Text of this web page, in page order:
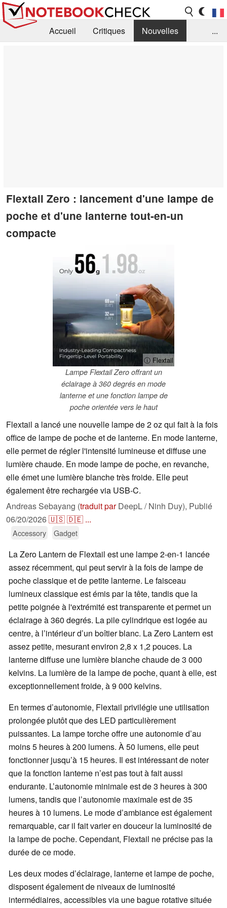
Accueil Critiques
Nouvelles
...
Flextail Zero : lancement d'une lampe de
poche et d'une lanterne tout-en-un
compacte
ⓘ Flextail
Lampe Flextail Zero offrant un
éclairage à 360 degrés en mode
lanterne et une fonction lampe de
poche orientée vers le haut
Flextail a lancé une nouvelle lampe de 2 oz qui fait à la fois
office de lampe de poche et de lanterne. En mode lanterne,
elle permet de régler l'intensité lumineuse et diffuse une
lumière chaude. En mode lampe de poche, en revanche,
elle émet une lumière blanche très froide. Elle peut
également être rechargée via USB-C.
Andreas Sebayang (traduit parDeepL / Ninh Duy), Publié
06/20/2026🇺🇸🇩🇪 ...
Accessory Gadget
La Zero Lantern de Flextail est une lampe 2-en-1 lancée
assez récemment, qui peut servir à la fois de lampe de
poche classique et de petite lanterne. Le faisceau
lumineux classique est émis par la tête, tandis que la
petite poignée à l'extrémité est transparente et permet un
éclairage à 360 degrés. La pile cylindrique est logée au
centre, à l’intérieur d’un boîtier blanc. La Zero Lantern est
assez petite, mesurant environ 2,8 x 1,2 pouces. La
lanterne diffuse une lumière blanche chaude de 3 000
kelvins. La lumière de la lampe de poche, quant à elle, est
exceptionnellement froide, à 9 000 kelvins.
En termes d’autonomie, Flextail privilégie une utilisation
prolongée plutôt que des LED particulièrement
puissantes. La lampe torche offre une autonomie d’au
moins 5 heures à 200 lumens. À 50 lumens, elle peut
fonctionner jusqu’à 15 heures. Il est intéressant de noter
que la fonction lanterne n’est pas tout à fait aussi
endurante. L’autonomie minimale est de 3 heures à 300
lumens, tandis que l’autonomie maximale est de 35
heures à 10 lumens. Le mode d’ambiance est également
remarquable, car il fait varier en douceur la luminosité de
la lampe de poche. Cependant, Flextail ne précise pas la
durée de ce mode.
Les deux modes d’éclairage, lanterne et lampe de poche,
disposent également de niveaux de luminosité
intermédiaires, accessibles via une bague rotative située